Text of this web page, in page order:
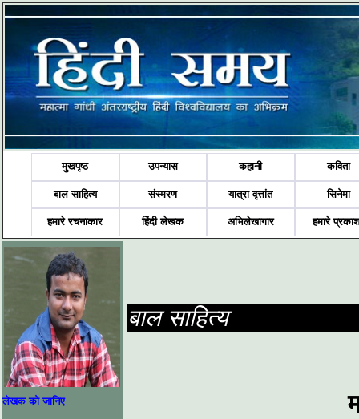
मुखपृष्ठ उपन्यास कहानी कविता
बाल साहित्य संस्मरण यात्रा वृत्तांत सिनेमा
हमारे रचनाकार हिंदी लेखक अभिलेखागार हमारे
लेखक को जानिए
बाल साहित्य